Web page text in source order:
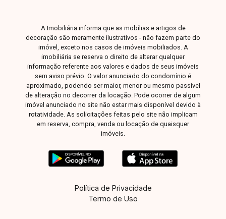
A Imobiliária informa que as mobílias e artigos de
decoração são meramente ilustrativos - não fazem parte do
imóvel, exceto nos casos de imóveis mobiliados. A
imobiliária se reserva o direito de alterar qualquer
informação referente aos valores e dados de seus imóveis
sem aviso prévio. O valor anunciado do condomínio é
aproximado, podendo ser maior, menor ou mesmo passível
de alteração no decorrer da locação. Pode ocorrer de algum
imóvel anunciado no site não estar mais disponível devido à
rotatividade. As solicitações feitas pelo site não implicam
em reserva, compra, venda ou locação de quaisquer
imóveis.
Política de Privacidade
Termo de Uso